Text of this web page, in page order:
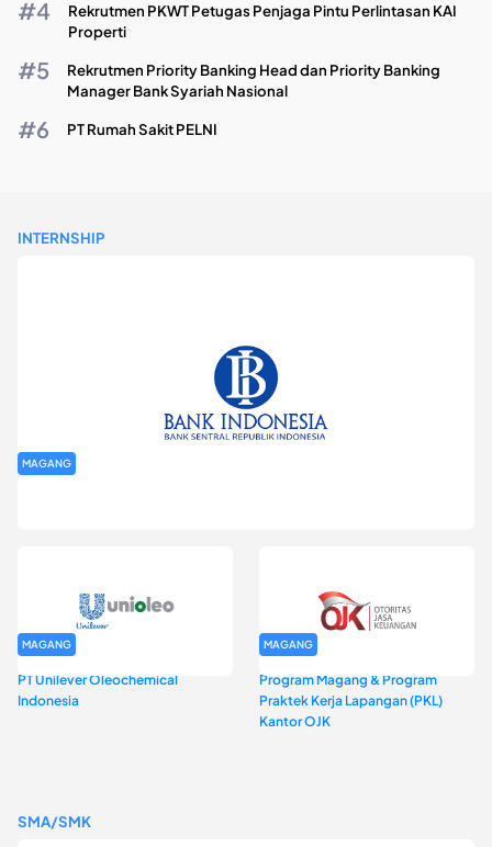
Rekrutmen PKWT Petugas Penjaga Pintu Perlintasan KAI
Properti
Rekrutmen Priority Banking Head dan Priority Banking
Manager Bank Syariah Nasional
PT Rumah Sakit PELNI
INTERNSHIP
MAGANG
MAGANG
PT Unilever Oleochemical
Indonesia
MAGANG
Program Magang & Program
Praktek Kerja Lapangan (PKL)
Kantor OJK
SMA/SMK